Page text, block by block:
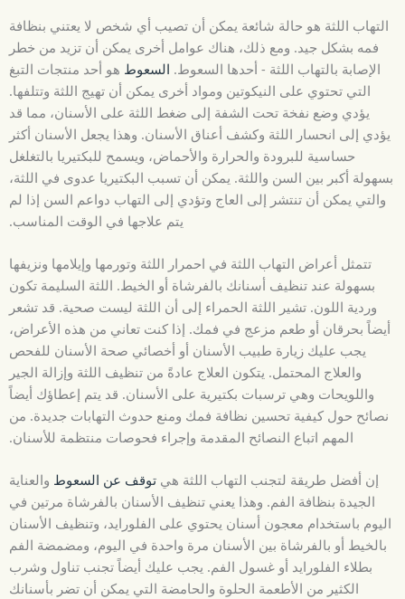
التهاب اللثة هو حالة شائعة يمكن أن تصيب أي شخص لا يعتني بنظافة
فمه بشكل جيد. ومع ذلك، هناك عوامل أخرى يمكن أن تزيد من خطر
الإصابة بالتهاب اللثة - أحدها السعوط. السعوط هو أحد منتجات التبغ
التي تحتوي على النيكوتين ومواد أخرى يمكن أن تهيج اللثة وتتلفها.
يؤدي وضع نفخة تحت الشفة إلى ضغط اللثة على الأسنان، مما قد
يؤدي إلى انحسار اللثة وكشف أعناق الأسنان. وهذا يجعل الأسنان أكثر
حساسية للبرودة والحرارة والأحماض، ويسمح للبكتيريا بالتغلغل
بسهولة أكبر بين السن واللثة. يمكن أن تسبب البكتيريا عدوى في اللثة،
والتي يمكن أن تنتشر إلى العاج وتؤدي إلى التهاب دواعم السن إذا لم
يتم علاجها في الوقت المناسب.
تتمثل أعراض التهاب اللثة في احمرار اللثة وتورمها وإيلامها ونزيفها
بسهولة عند تنظيف أسنانك بالفرشاة أو الخيط. اللثة السليمة تكون
وردية اللون. تشير اللثة الحمراء إلى أن اللثة ليست صحية. قد تشعر
أيضاً بحرقان أو طعم مزعج في فمك. إذا كنت تعاني من هذه الأعراض،
يجب عليك زيارة طبيب الأسنان أو أخصائي صحة الأسنان للفحص
والعلاج المحتمل. يتكون العلاج عادةً من تنظيف اللثة وإزالة الجير
واللويحات وهي ترسبات بكتيرية على الأسنان. قد يتم إعطاؤك أيضاً
نصائح حول كيفية تحسين نظافة فمك ومنع حدوث التهابات جديدة. من
المهم اتباع النصائح المقدمة وإجراء فحوصات منتظمة للأسنان.
إن أفضل طريقة لتجنب التهاب اللثة هي توقف عن السعوط والعناية
الجيدة بنظافة الفم. وهذا يعني تنظيف الأسنان بالفرشاة مرتين في
اليوم باستخدام معجون أسنان يحتوي على الفلورايد، وتنظيف الأسنان
بالخيط أو بالفرشاة بين الأسنان مرة واحدة في اليوم، ومضمضة الفم
بطلاء الفلورايد أو غسول الفم. يجب عليك أيضاً تجنب تناول وشرب
الكثير من الأطعمة الحلوة والحامضة التي يمكن أن تضر بأسنانك